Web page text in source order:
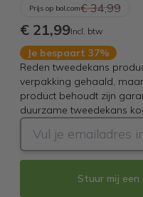
Prijs op bol.com€ 34,99
€ 21,99Incl. btw
Je bespaart 37%
Reden tweedekans
verpakking gehaald,
product behoudt zijn
duurzame tweedekans
Stuur mij een